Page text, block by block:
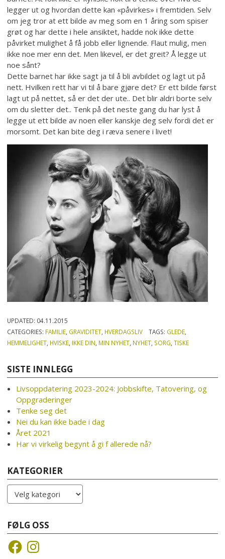
legger ut og hvordan dette kan «påvirkes» i fremtiden. Selv
om jeg tror at ett bilde av meg som en 1 åring som spiser
grøt og har dette i hele ansiktet, hadde nok ikke dette
påvirket mulighet å få jobb eller lignende. Flaut mulig, men
ikke noe mer enn det. Men likevel, er det greit? Å legge ut
noe sånt?
Dette barnet har ikke sagt ja til å bli avbildet og lagt ut på
nett. Hvilken rett har vi til å bare gjøre det? Er ett bilde først
lagt ut på nettet, så er det der ute.. Det blir aldri borte selv
om du sletter det.. Tenk på det neste gang du har lyst å
legge ut ett bilde av noen eller kanskje deg selv fordi det er
morsomt. Det kan bite deg i ræva senere i livet!
UPDATED: 04.11.2015
CATEGORIES: FAMILIE GRAVIDITET HVERDAGSLIV TAGS: GLEDE,
HEMMELIGHET HVISKE IKKE DIN MIN NYHET NYHET SORG ,TISKE
SISTE INNLEGG
Livsoppdatering 2023-2024: Jobbskifte, Tatovering, og
Oppgraderinger
Tenke seg det
Nei du kan ikke bade i dag
Året 2021
Har vi virkelig begynt å gi f allerede nå?
KATEGORIER
Kategorier
FØLG OSS
FacebookInstagram